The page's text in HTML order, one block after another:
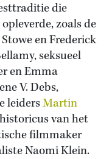
die
zoals de
en Frederick
seksueel
en Emma
V. Debs,
leidersMartin
van het
filmmaker
Naomi Klein.